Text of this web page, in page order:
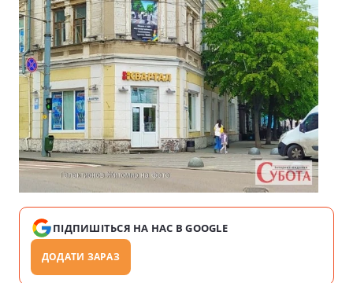
ПІДПИШІТЬСЯ НА НАС В GOOGLE
ДОДАТИ ЗАРАЗ